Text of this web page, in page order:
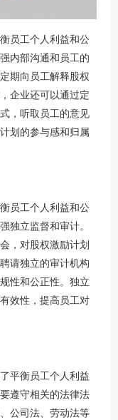
员工个人利益和公
内部沟通和员工的
期向员工解释股权
企业还可以通过定
，听取员工的意见
划的参与感和归属
员工个人利益和公
独立监督和审计。
，对股权激励计划
请独立的审计机构
性和公正性。独立
效性，提高员工对
平衡员工个人利益
遵守相关的法律法
公司法、劳动法等